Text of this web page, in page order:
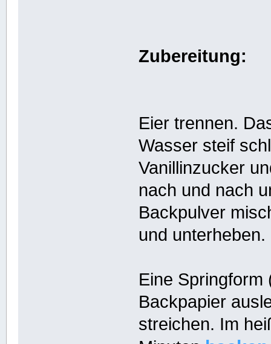
Zubereitung:
Eier trennen.
Wasser steif
Vanillinzucker
nach und nach
Backpulver
und unterheben.
Eine
Backpapier
streichen. Im